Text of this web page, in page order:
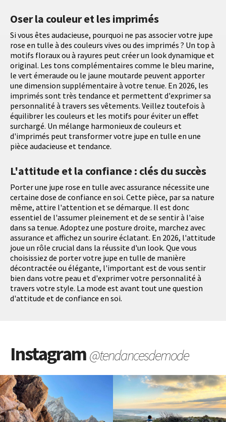
Oser la couleur et les imprimés
Si vous êtes audacieuse, pourquoi ne pas associer votre jupe
rose en tulle à des couleurs vives ou des imprimés ? Un top à
motifs floraux ou à rayures peut créer un look dynamique et
original. Les tons complémentaires comme le bleu marine,
le vert émeraude ou le jaune moutarde peuvent apporter
une dimension supplémentaire à votre tenue. En 2026, les
imprimés sont très tendance et permettent d'exprimer sa
personnalité à travers ses vêtements. Veillez toutefois à
équilibrer les couleurs et les motifs pour éviter un effet
surchargé. Un mélange harmonieux de couleurs et
d'imprimés peut transformer votre jupe en tulle en une
pièce audacieuse et tendance.
L'attitude et la confiance : clés du succès
Porter une jupe rose en tulle avec assurance nécessite une
certaine dose de confiance en soi. Cette pièce, par sa nature
même, attire l'attention et se démarque. Il est donc
essentiel de l'assumer pleinement et de se sentir à l'aise
dans sa tenue. Adoptez une posture droite, marchez avec
assurance et affichez un sourire éclatant. En 2026, l'attitude
joue un rôle crucial dans la réussite d'un look. Que vous
choisissiez de porter votre jupe en tulle de manière
décontractée ou élégante, l'important est de vous sentir
bien dans votre peau et d'exprimer votre personnalité à
travers votre style. La mode est avant tout une question
d'attitude et de confiance en soi.
Instagram@tendancesdemode